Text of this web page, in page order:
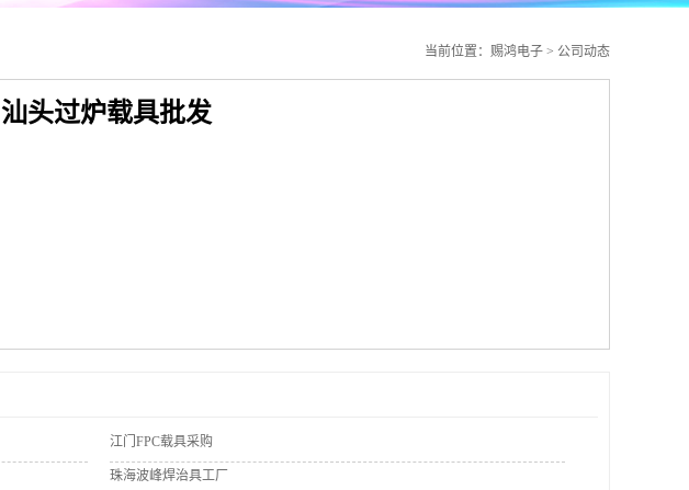
当前位置： 赐鸿电子 > 公司动态
汕头过炉载具批发
江门FPC载具采购
珠海波峰焊治具工厂